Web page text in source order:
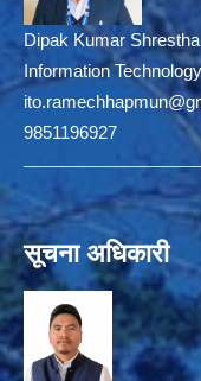
Dipak Kumar Shrestha
Information
9851196927
सूचना अधिकारी